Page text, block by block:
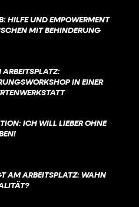
HILFE UND EMPOWERMENT
MIT BEHINDERUNG
ARBEITSPLATZ:
IN EINER
ICH WILL LIEBER OHNE
AM ARBEITSPLATZ: WAHN